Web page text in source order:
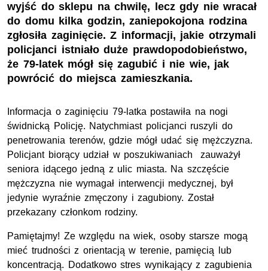
wyjść do sklepu na chwilę, lecz gdy nie wracał
do domu kilka godzin, zaniepokojona rodzina
zgłosiła zaginięcie. Z informacji, jakie otrzymali
policjanci istniało duże prawdopodobieństwo,
że 79-latek mógł się zagubić i nie wie, jak
powrócić do miejsca zamieszkania.
Informacja o zaginięciu 79-latka postawiła na nogi
świdnicką Policję. Natychmiast policjanci ruszyli do
penetrowania terenów, gdzie mógł udać się mężczyzna.
Policjant biorący udział w poszukiwaniach zauważył
seniora idącego jedną z ulic miasta. Na szczęście
mężczyzna nie wymagał interwencji medycznej, był
jedynie wyraźnie zmęczony i zagubiony. Został
przekazany członkom rodziny.
Pamiętajmy! Ze względu na wiek, osoby starsze mogą
mieć trudności z orientacją w terenie, pamięcią lub
koncentracją. Dodatkowo stres wynikający z zagubienia